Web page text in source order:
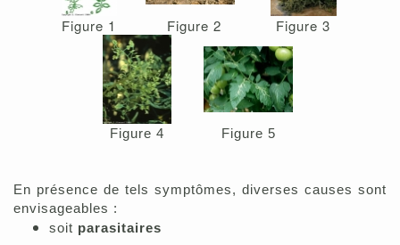
Figure 1 Figure 2 Figure 3
Figure 4 Figure 5
En présence de tels symptômes, diverses causes sont
envisageables :
soit parasitaires